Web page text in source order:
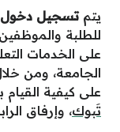
يتمتسجيل دخول
للطلبة
على الخدمات
الجامعة، ومن
على كيفية
تَبوك، وإرفاق